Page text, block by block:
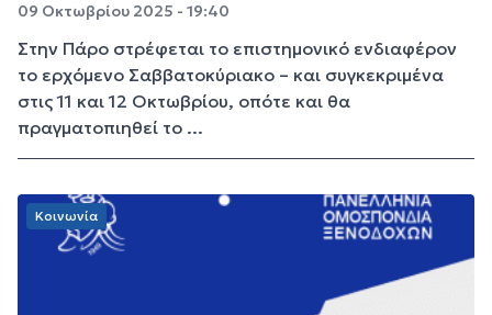
09 Οκτωβρίου 2025 - 19:40
Στην Πάρο στρέφεται το επιστημονικό ενδιαφέρον
το ερχόμενο Σαββατοκύριακο – και συγκεκριμένα
στις 11 και 12 Οκτωβρίου, οπότε και θα
πραγματοπιηθεί το ...
Κοινωνία